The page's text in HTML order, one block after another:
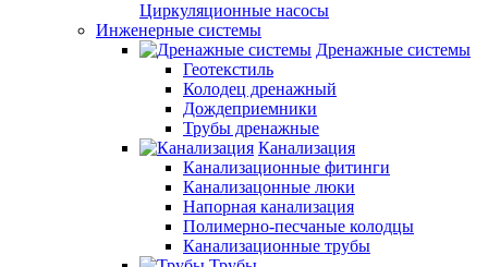
Циркуляционные насосы
Инженерные системы
Дренажные системы
Геотекстиль
Колодец дренажный
Дождеприемники
Трубы дренажные
Канализация
Канализационные фитинги
Канализацонные люки
Напорная канализация
Полимерно-песчаные колодцы
Канализационные трубы